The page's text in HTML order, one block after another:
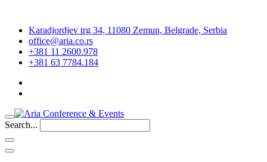
Karadjordjev trg 34, 11080 Zemun, Belgrade, Serbia
office@aria.co.rs
+381 11 2600.978
+381 63 7784.184
Search...